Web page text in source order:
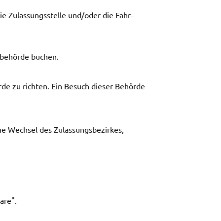
Zulas­sungs­stel­le und/oder die Fahr­
buchen.
zu rich­ten. Ein Besuch dieser Behör­de
des Zulas­sungs­be­zir­kes,